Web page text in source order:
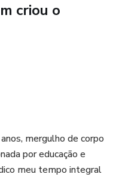
criou o
mergulho de corpo
por educação e
meu tempo integral